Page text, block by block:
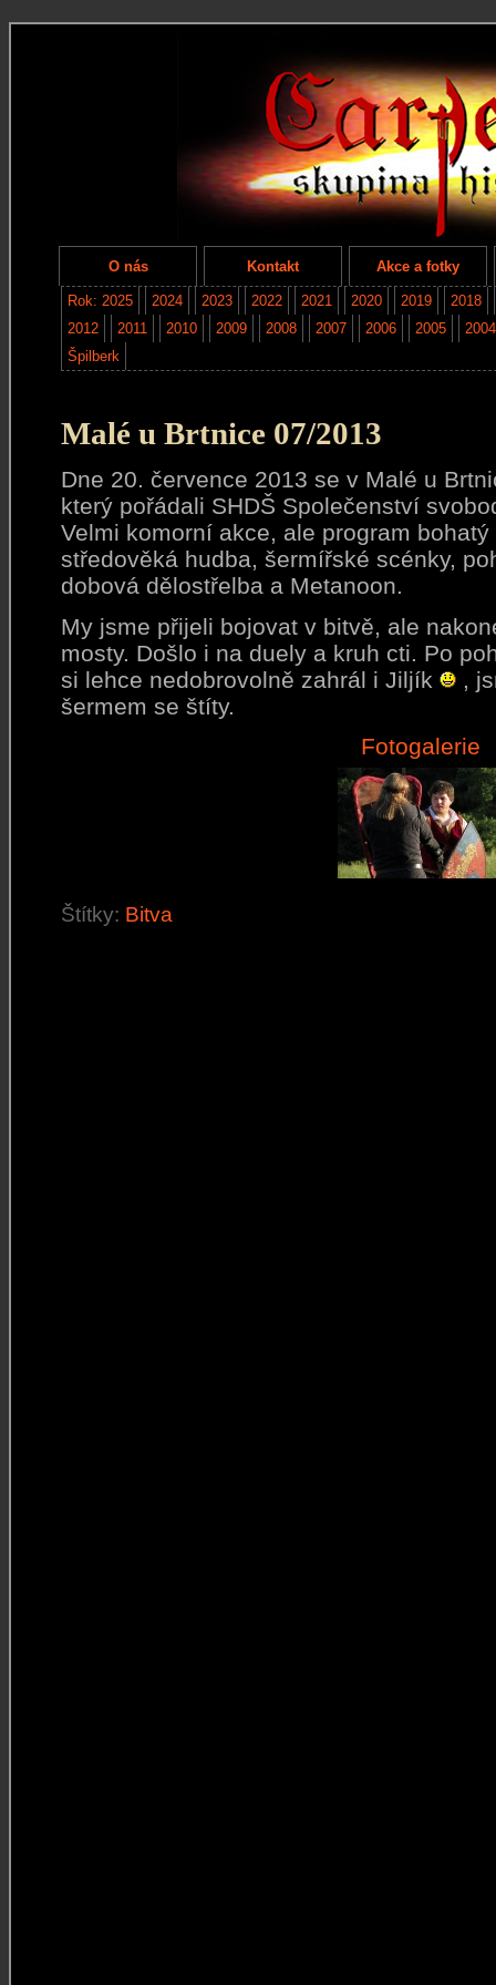
O nás Kontakt Akce a fotky
Rok: 2025 2024 2023 2022 2021 2020 2019
2018
2012
2011 2010 2009 2008 2007 2006 2005
2004
Špilberk
Malé u Brtnice 07/2013
Dne 20. července 2013 se v Malé u
který pořádali SHDŠ Společenství
Velmi komorní akce, ale program
středověká hudba, šermířské scénky,
dobová dělostřelba a Metanoon.
My jsme přijeli bojovat v bitvě, ale
mosty. Došlo i na duely a kruh cti. Po
si lehce nedobrovolně zahrál i Jiljík
,
šermem se štíty.
Fotogalerie
Štítky: Bitva